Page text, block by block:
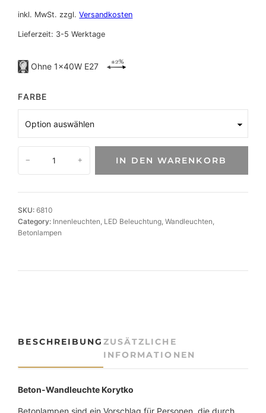
inkl. MwSt. zzgl.Versandkosten
Lieferzeit: 3-5 Werktage
Ohne 1×40W E27
FARBE
o
-
W
d
o
− + IN DEN WARENKORB
SKU: 6810
Category: Innenleuchten LED Beleuchtung , Wandleuchten
Betonlampen
BESCHREIBUNG ZUSÄTZLICHE
INFORMATIONEN
Beton-Wandleuchte Korytko
Betonlampen sind ein Vorschlag für Personen, die durch